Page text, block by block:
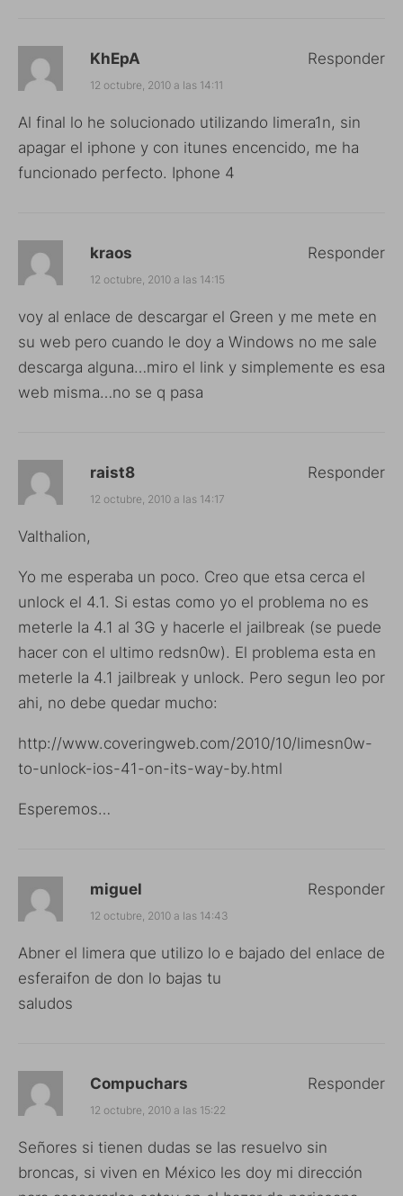
KhEpA
12 octubre, 2010 a las 14:11
Al final lo he solucionado utilizando limera1n, sin
apagar el iphone y con itunes encencido, me ha
funcionado perfecto. Iphone 4
Responder
kraos
12 octubre, 2010 a las 14:15
voy al enlace de descargar el Green y me mete en
su web pero cuando le doy a Windows no me sale
descarga alguna…miro el link y simplemente es esa
web misma…no se q pasa
Responder
raist8
12 octubre, 2010 a las 14:17
Valthalion,
Yo me esperaba un poco. Creo que etsa cerca el
unlock el 4.1. Si estas como yo el problema no es
meterle la 4.1 al 3G y hacerle el jailbreak (se puede
hacer con el ultimo redsn0w). El problema esta en
meterle la 4.1 jailbreak y unlock. Pero segun leo por
ahi, no debe quedar mucho:
http://www.coveringweb.com/2010/10/limesn0w-
to-unlock-ios-41-on-its-way-by.html
Esperemos…
Responder
miguel
12 octubre, 2010 a las 14:43
Abner el limera que utilizo lo e bajado del enlace de
esferaifon de don lo bajas tu
saludos
Responder
Compuchars
12 octubre, 2010 a las 15:22
Señores si tienen dudas se las resuelvo sin
broncas, si viven en México les doy mi dirección
Responder